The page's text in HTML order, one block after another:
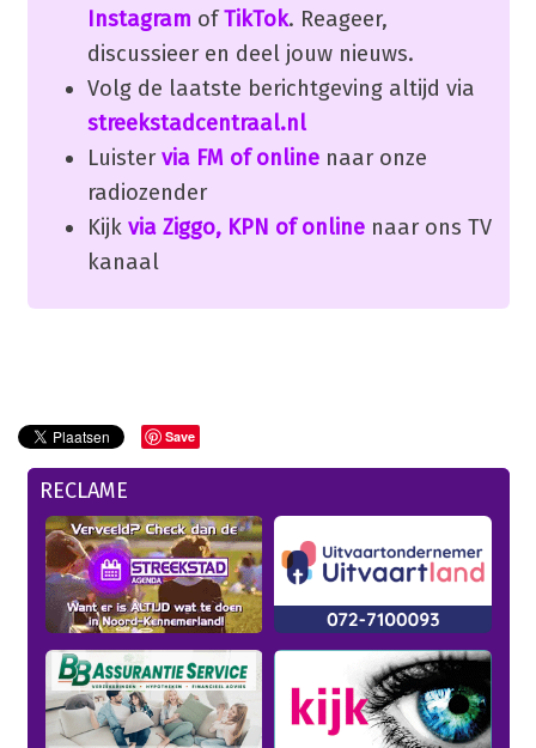
Instagram ofTikTok. Reageer,
discussieer en deel jouw nieuws.
Volg de laatste berichtgeving altijd via
streekstadcentraal.nl
Luister via FM of onlinenaar onze
radiozender
Kijk via Ziggo, KPN of onlinenaar ons TV
kanaal
Save
RECLAME